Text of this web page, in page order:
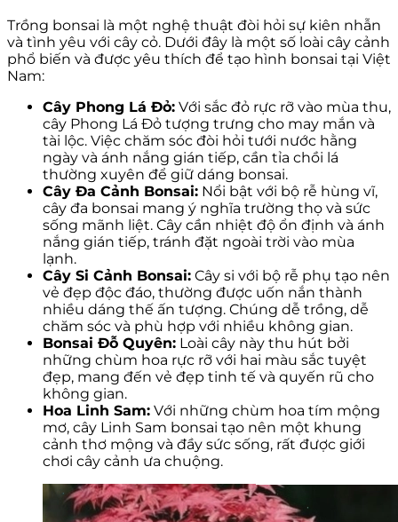
Trồng bonsai là một nghệ thuật đòi hỏi sự kiên nhẫn
và tình yêu với cây cỏ. Dưới đây là một số loài cây cảnh
phổ biến và được yêu thích để tạo hình bonsai tại Việt
Nam:
Cây Phong Lá Đỏ: Với sắc đỏ rực rỡ vào mùa thu,
cây Phong Lá Đỏ tượng trưng cho may mắn và
tài lộc. Việc chăm sóc đòi hỏi tưới nước hằng
ngày và ánh nắng gián tiếp, cần tỉa chồi lá
thường xuyên để giữ dáng bonsai.
Cây Đa Cảnh Bonsai: Nổi bật với bộ rễ hùng vĩ,
cây đa bonsai mang ý nghĩa trường thọ và sức
sống mãnh liệt. Cây cần nhiệt độ ổn định và ánh
nắng gián tiếp, tránh đặt ngoài trời vào mùa
lạnh.
Cây Si Cảnh Bonsai: Cây si với bộ rễ phụ tạo nên
vẻ đẹp độc đáo, thường được uốn nắn thành
nhiều dáng thế ấn tượng. Chúng dễ trồng, dễ
chăm sóc và phù hợp với nhiều không gian.
Bonsai Đỗ Quyên: Loài cây này thu hút bởi
những chùm hoa rực rỡ với hai màu sắc tuyệt
đẹp, mang đến vẻ đẹp tinh tế và quyến rũ cho
không gian.
Hoa Linh Sam: Với những chùm hoa tím mộng
mơ, cây Linh Sam bonsai tạo nên một khung
cảnh thơ mộng và đầy sức sống, rất được giới
chơi cây cảnh ưa chuộng.